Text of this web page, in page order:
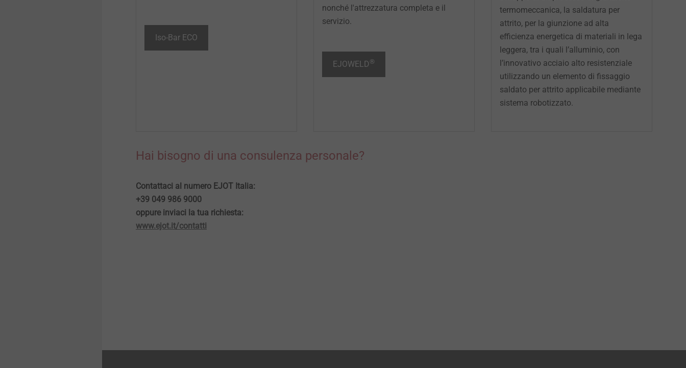
Iso-Bar ECO
nonché l'attrezzatura completa e il
servizio.
EJOWELD ®
termomeccanica, la saldatura per
attrito, per la giunzione ad alta
efficienza energetica di materiali in lega
leggera, tra i quali l’alluminio, con
l’innovativo acciaio alto resistenziale
utilizzando un elemento di fissaggio
saldato per attrito applicabile mediante
sistema robotizzato.
Hai bisogno di una consulenza personale?
Contattaci al numero EJOT Italia:
+39 049 986 9000
​​​​​​​oppure inviaci la tua richiesta:
www.ejot.it/contatti